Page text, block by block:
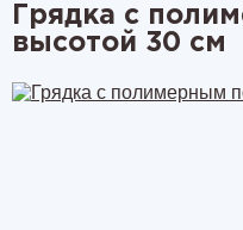
Грядка с
высотой 30 см